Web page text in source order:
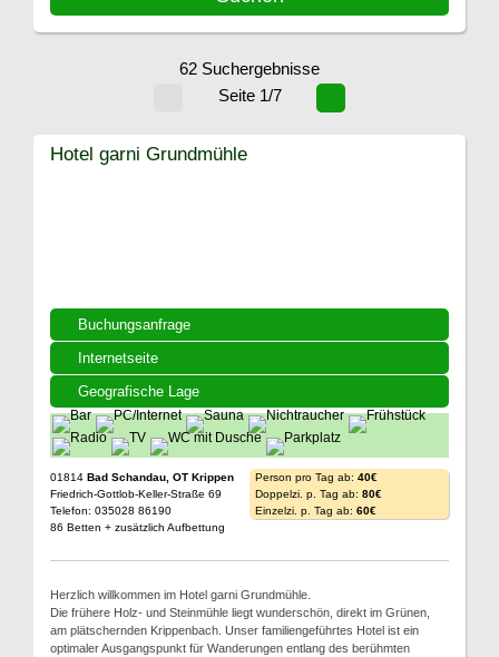
62 Suchergebnisse
Seite 1/7
Buchungsanfrage
Internetseite
Geografische Lage
Hotel garni Grundmühle
01814 Bad Schandau, OT Krippen
Friedrich-Gottlob-Keller-Straße 69
Telefon: 035028 86190
86 Betten + zusätzlich Aufbettung
Person pro Tag ab: 40€
Doppelzi. p. Tag ab: 80€
Einzelzi. p. Tag ab: 60€
Herzlich willkommen im Hotel garni Grundmühle.
Die frühere Holz- und Steinmühle liegt wunderschön, direkt im Grünen,
am plätschernden Krippenbach. Unser familiengeführtes Hotel ist ein
optimaler Ausgangspunkt für Wanderungen entlang des berühmten